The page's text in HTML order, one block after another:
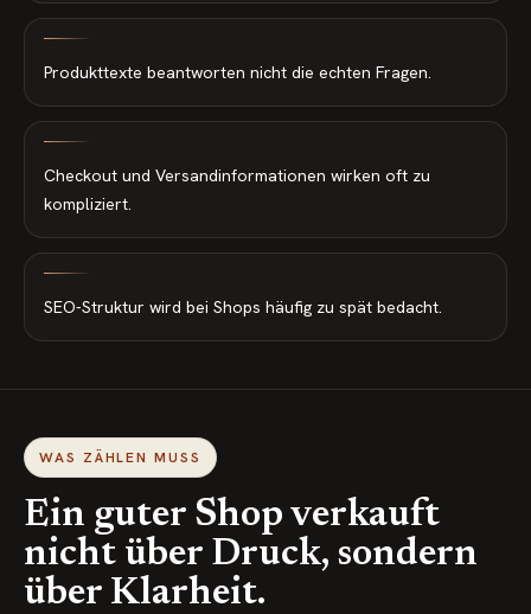
Produkttexte beantworten nicht die echten Fragen.
Checkout und Versandinformationen wirken oft zu
kompliziert.
SEO-Struktur wird bei Shops häufig zu spät bedacht.
WAS ZÄHLEN MUSS
Ein guter Shop verkauft
nicht über Druck, sondern
über Klarheit.